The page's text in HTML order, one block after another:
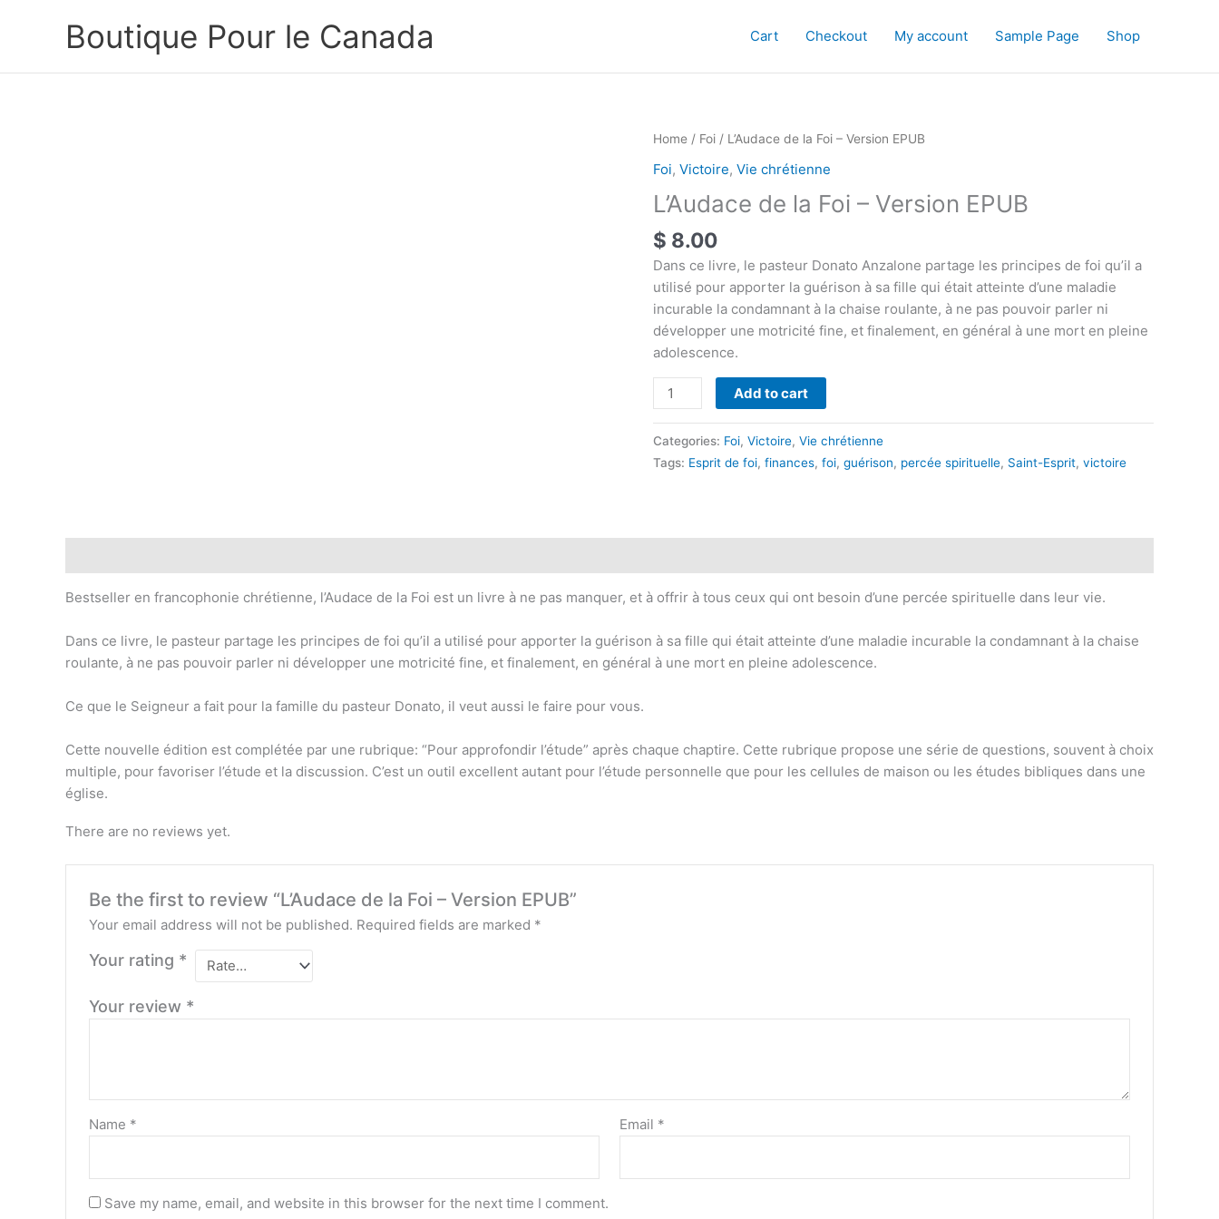
Boutique Pour le Canada Cart Checkout My account Sample Page Shop
Home / Foi / L’Audace de la Foi – Version EPUB
Foi, Victoire, Vie chrétienne
L’Audace de la Foi – Version EPUB
$ 8.00
Dans ce livre, le pasteur Donato Anzalone partage les principes de foi qu’il a
utilisé pour apporter la guérison à sa fille qui était atteinte d’une maladie
incurable la condamnant à la chaise roulante, à ne pas pouvoir parler ni
développer une motricité fine, et finalement, en général à une mort en pleine
adolescence.
L'Audace
de
quantity
Add to cart
Categories: Foi, Victoire, Vie chrétienne
Tags: Esprit de foi, finances, foi, guérison, percée spirituelle, Saint-Esprit, victoire
Bestseller en francophonie chrétienne, l’Audace de la Foi est un livre à ne pas manquer, et à offrir à tous ceux qui ont besoin d’une percée spirituelle dans leur vie.
Dans ce livre, le pasteur partage les principes de foi qu’il a utilisé pour apporter la guérison à sa fille qui était atteinte d’une maladie incurable la condamnant à la chaise
roulante, à ne pas pouvoir parler ni développer une motricité fine, et finalement, en général à une mort en pleine adolescence.
Ce que le Seigneur a fait pour la famille du pasteur Donato, il veut aussi le faire pour vous.
Cette nouvelle édition est complétée par une rubrique: “Pour approfondir l’étude” après chaque chaptire. Cette rubrique propose une série de questions, souvent à choix
multiple, pour favoriser l’étude et la discussion. C’est un outil excellent autant pour l’étude personnelle que pour les cellules de maison ou les études bibliques dans une
église.
There are no reviews yet.
Be the first to review “L’Audace de la Foi – Version EPUB”
Your email address will not be published. Required fields are marked *
Your rating *
Your review *
Name * Email *
Save my name, email, and website in this browser for the next time I comment.